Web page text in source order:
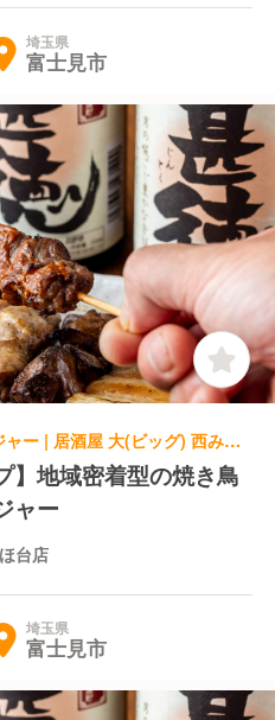
埼玉県
富士見市
焼き鳥, 居酒屋 | エリアマネージャー | 居酒屋 大(ビッグ) 西みずほ台店
】地域密着型の焼き鳥
ャー
台店
埼玉県
富士見市